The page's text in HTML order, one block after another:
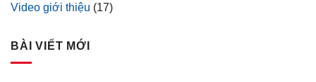
Video giới thiệu (17)
BÀI VIẾT MỚI